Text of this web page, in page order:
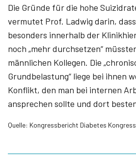
Die Gründe für die hohe
vermutet Prof. Ladwig darin,
besonders innerhalb der
noch „mehr durchsetzen“
männlichen Kollegen. Die
Grundbelastung“ liege bei ihnen
Konflikt, den man bei internen
ansprechen sollte und dort
Quelle: Kongressbericht Diabetes